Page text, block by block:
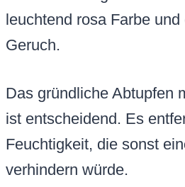
leuchtend rosa Farbe
Geruch.
Das gründliche Abtupfen
ist entscheidend. Es
Feuchtigkeit, die sonst
verhindern würde.